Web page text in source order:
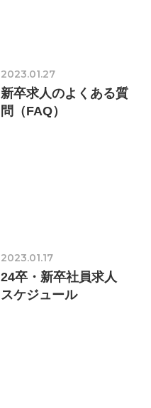
PM
活 #就活ちゃんねる
卒 #新卒採用 #歓迎会
長 #社長インタビュー
事
山ビル 3F
2023.01.27
新卒求人のよくある質
問（FAQ）
2023.01.17
24卒・新卒社員求人
スケジュール